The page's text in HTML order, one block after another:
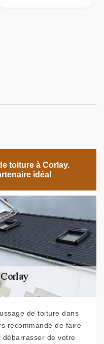
toiture à Corlay.
idéal
de toiture dans
recommandé de faire
de votre